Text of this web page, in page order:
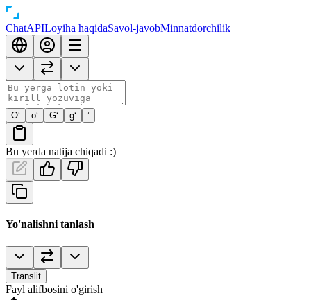
ChatAPILoyiha haqidaSavol-javobMinnatdorchilik
O‘ o‘ G‘ g‘ ’
Bu yerda natija chiqadi :)
Yo'nalishni tanlash
Translit
Fayl alifbosini o'girish